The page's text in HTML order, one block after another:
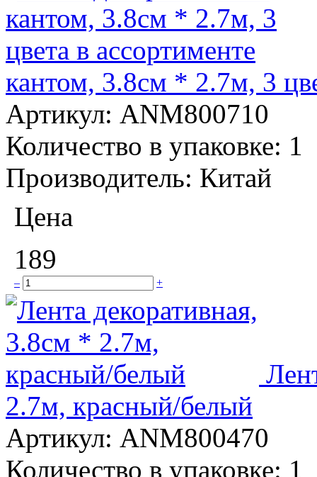
кантом, 3.8см * 2.7м, 3
Артикул: ANM800710
Количество в упаковке: 1
Производитель: Китай
Цена
189
– +
2.7м, красный/белый
Артикул: ANM800470
Количество в упаковке: 1